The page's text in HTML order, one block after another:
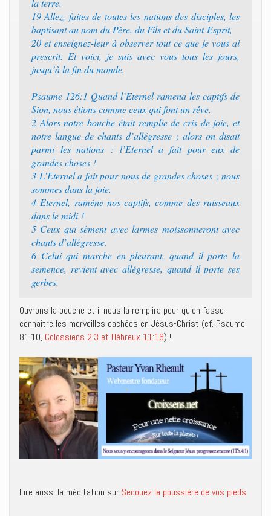
la terre.
19 Allez, faites de toutes les nations des disciples, les
baptisant au nom du Père, du Fils et du Saint-Esprit,
20 et enseignez-leur à observer tout ce que je vous ai
prescrit. Et voici, je suis avec vous tous les jours,
jusqu’à la fin du monde.
Psaume 126:1 Quand l’Eternel ramena les captifs de
Sion, nous étions comme ceux qui font un rêve.
2 Alors notre bouche était remplie de cris de joie, et
notre langue de chants d’allégresse ; alors on disait
parmi les nations : l’Eternel a fait pour eux de
grandes choses !
3 L’Eternel a fait pour nous de grandes choses ; nous
sommes dans la joie.
4 Eternel, ramène nos captifs, comme des ruisseaux
dans le midi !
5 Ceux qui sèment avec larmes moissonneront avec
chants d’allégresse.
6 Celui qui marche en pleurant, quand il porte la
semence, revient avec allégresse, quand il porte ses
gerbes.
Ouvrons la bouche et il nous la remplira pour qu’on fasse
connaître les merveilles cachées en Jésus-Christ (cf. Psaume
81:10, Colossiens 2:3 et Hébreux 11:16) !
Lire aussi la méditation sur Secouez la poussière de vos pieds